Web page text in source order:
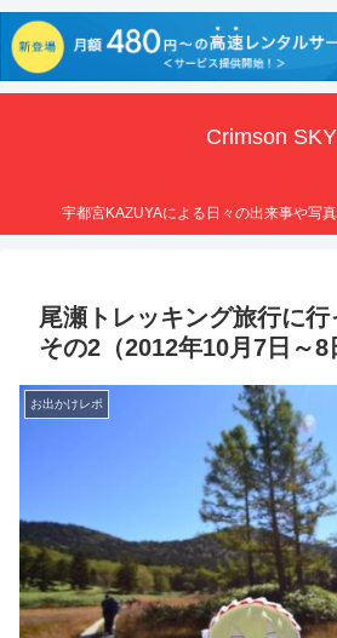
Crimson SKY
宇都宮KAZUYAによる日々の出来事や写
尾瀬トレッキング旅行に行
その2（2012年10月7日～8
お出かけレポ